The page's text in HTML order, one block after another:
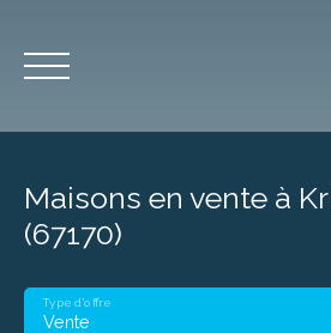
Accueil
Maisons en vente à
(67170)
Vente
Type d'offre